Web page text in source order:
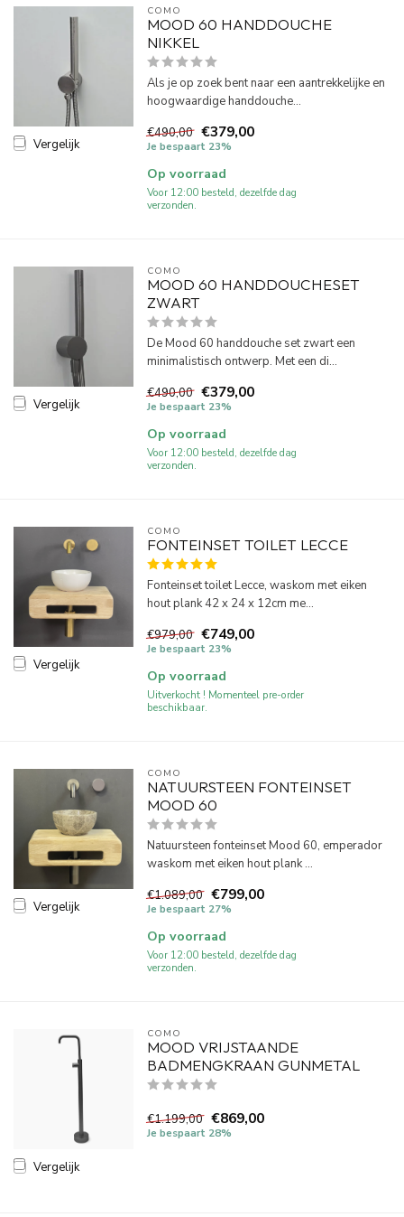
Vergelijk
COMO
MOOD 60 HANDDOUCHE
NIKKEL
Als je op zoek bent naar een aantrekkelijke en
hoogwaardige handdouche...
€490,00 €379,00
Je bespaart 23%
Op voorraad
Voor 12:00 besteld, dezelfde dag
verzonden.
Vergelijk
COMO
MOOD 60 HANDDOUCHESET
ZWART
De Mood 60 handdouche set zwart een
minimalistisch ontwerp. Met een di...
€490,00 €379,00
Je bespaart 23%
Op voorraad
Voor 12:00 besteld, dezelfde dag
verzonden.
Vergelijk
COMO
FONTEINSET TOILET LECCE
Fonteinset toilet Lecce, waskom met eiken
hout plank 42 x 24 x 12cm me...
€979,00 €749,00
Je bespaart 23%
Op voorraad
Uitverkocht ! Momenteel pre-order
beschikbaar.
Vergelijk
COMO
NATUURSTEEN FONTEINSET
MOOD 60
Natuursteen fonteinset Mood 60, emperador
waskom met eiken hout plank ...
€1.089,00 €799,00
Je bespaart 27%
Op voorraad
Voor 12:00 besteld, dezelfde dag
verzonden.
Vergelijk
COMO
MOOD VRIJSTAANDE
BADMENGKRAAN GUNMETAL
€1.199,00 €869,00
Je bespaart 28%